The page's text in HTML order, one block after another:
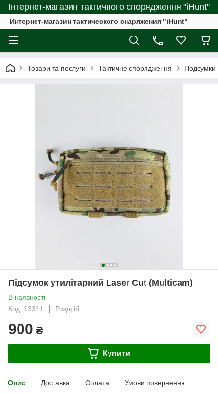
Інтернет-магазин тактичного спорядження "iHunt"
Интернет-магазин тактического снаряжения "iHunt"
Товари та послуги Тактичне спорядження Подсумки
Підсумок утилітарний Laser Cut (Multiсam)
В наявності
Код: 13341
Роздріб
900 ₴
Купити
Опис Доставка Оплата Умови повернення